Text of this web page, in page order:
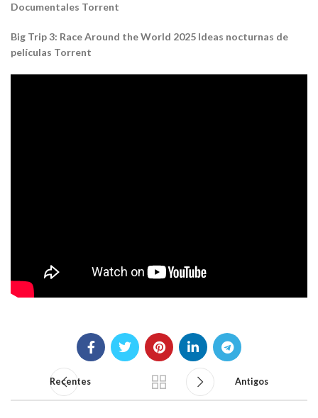
Documentales Torrent
Big Trip 3: Race Around the World 2025 Ideas nocturnas de
películas Torrent
Recentes Antigos